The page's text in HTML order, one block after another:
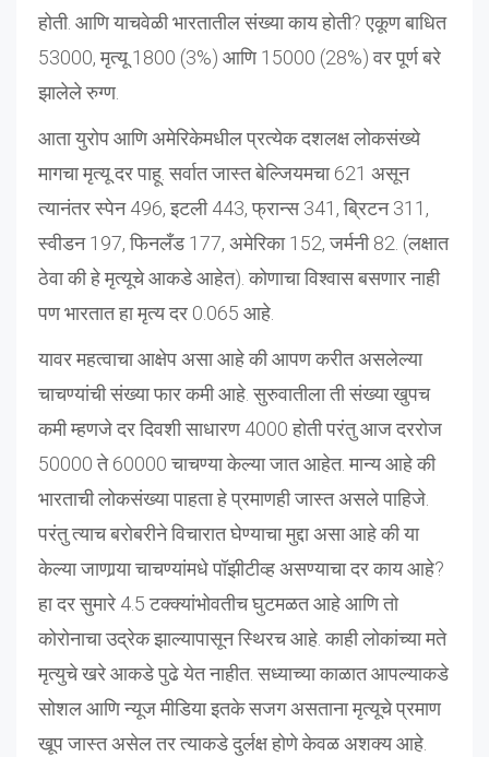
होती. आणि याचवेळी भारतातील संख्या काय होती? एकूण बाधित
53000, मृत्यू 1800 (3%) आणि 15000 (28%) वर पूर्ण बरे
झालेले रुग्ण.
आता युरोप आणि अमेरिकेमधील प्रत्येक दशलक्ष लोकसंख्ये
मागचा मृत्यू दर पाहू. सर्वात जास्त बेल्जियमचा 621 असून
त्यानंतर स्पेन 496, इटली 443, फ्रान्स 341, ब्रिटन 311,
स्वीडन 197, फिनलँड 177, अमेरिका 152, जर्मनी 82. (लक्षात
ठेवा की हे मृत्यूचे आकडे आहेत). कोणाचा विश्वास बसणार नाही
पण भारतात हा मृत्य दर 0.065 आहे.
यावर महत्वाचा आक्षेप असा आहे की आपण करीत असलेल्या
चाचण्यांची संख्या फार कमी आहे. सुरुवातीला ती संख्या खुपच
कमी म्हणजे दर दिवशी साधारण 4000 होती परंतु आज दररोज
50000 ते 60000 चाचण्या केल्या जात आहेत. मान्य आहे की
भारताची लोकसंख्या पाहता हे प्रमाणही जास्त असले पाहिजे.
परंतु त्याच बरोबरीने विचारात घेण्याचा मुद्दा असा आहे की या
केल्या जाणार्‍या चाचण्यांमधे पॉझीटीव्ह असण्याचा दर काय आहे?
हा दर सुमारे 4.5 टक्क्यांभोवतीच घुटमळत आहे आणि तो
कोरोनाचा उद्रेक झाल्यापासून स्थिरच आहे. काही लोकांच्या मते
मृत्युचे खरे आकडे पुढे येत नाहीत. सध्याच्या काळात आपल्याकडे
सोशल आणि न्यूज मीडिया इतके सजग असताना मृत्यूचे प्रमाण
खूप जास्त असेल तर त्याकडे दुर्लक्ष होणे केवळ अशक्य आहे.